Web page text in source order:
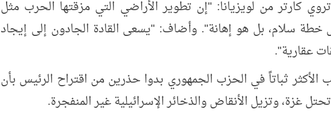
كارتر من لويزيانا: "إن تطوير الأراضي التي مزقتها الحرب مثل
سلام، بل هو إهانة". وأضاف: "يسعى القادة الجادون إلى إيجاد
عقارية".
ثباتاً في الحزب الجمهوري بدوا حذرين من اقتراح الرئيس بأن
غزة، وتزيل الأنقاض والذخائر الإسرائيلية غير المنفجرة.